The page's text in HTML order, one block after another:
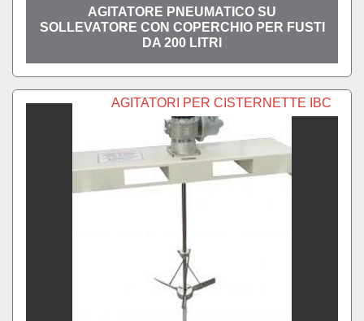
AGITATORE PNEUMATICO SU
SOLLEVATORE CON COPERCHIO PER FUSTI
DA 200 LITRI
AGITATORI PER CISTERNETTE IBC